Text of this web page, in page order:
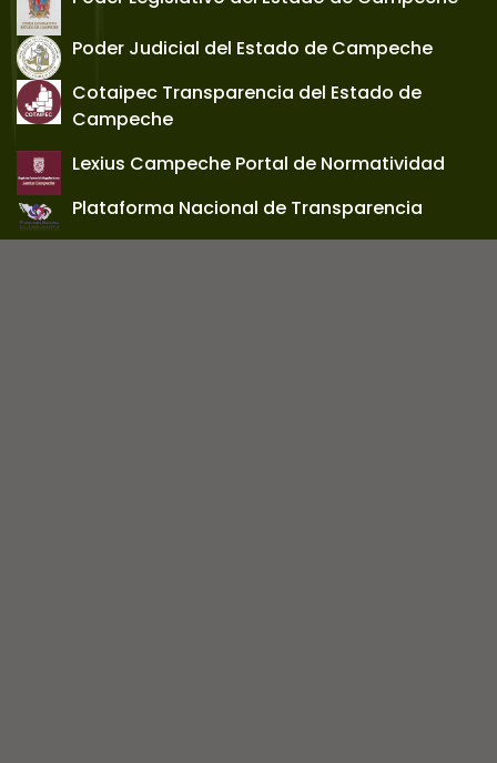
Poder Judicial del Estado de Campeche
Cotaipec Transparencia del Estado de
Campeche
Lexius Campeche Portal de Normatividad
Plataforma Nacional de Transparencia